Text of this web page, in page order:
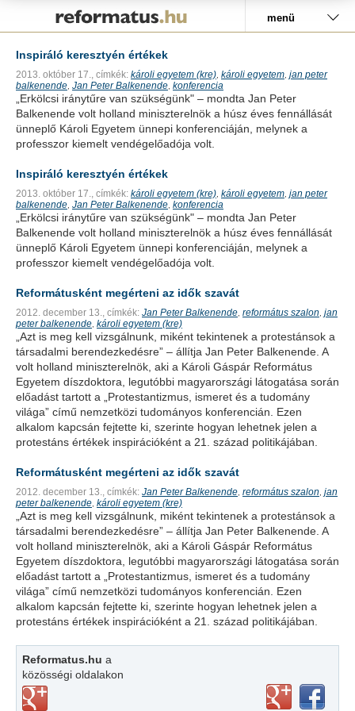
menü
Inspiráló keresztyén értékek
2013. október 17., címkék: károli egyetem (kre) károli egyetem jan peter
balkenende Jan Peter Balkenende konferencia
„Erkölcsi iránytűre van szükségünk" – mondta Jan Peter
Balkenende volt holland miniszterelnök a húsz éves fennállását
ünneplő Károli Egyetem ünnepi konferenciáján, melynek a
professzor kiemelt vendégelőadója volt.
Inspiráló keresztyén értékek
2013. október 17., címkék: károli egyetem (kre) károli egyetem jan peter
balkenende Jan Peter Balkenende konferencia
„Erkölcsi iránytűre van szükségünk" – mondta Jan Peter
Balkenende volt holland miniszterelnök a húsz éves fennállását
ünneplő Károli Egyetem ünnepi konferenciáján, melynek a
professzor kiemelt vendégelőadója volt.
Reformátusként megérteni az idők szavát
2012. december 13., címkék: Jan Peter Balkenende református szalon jan
peter balkenende károli egyetem (kre)
„Azt is meg kell vizsgálnunk, miként tekintenek a protestánsok a
társadalmi berendezkedésre” – állítja Jan Peter Balkenende. A
volt holland miniszterelnök, aki a Károli Gáspár Református
Egyetem díszdoktora, legutóbbi magyarországi látogatása során
előadást tartott a „Protestantizmus, ismeret és a tudomány
világa” című nemzetközi tudományos konferencián. Ezen
alkalom kapcsán fejtette ki, szerinte hogyan lehetnek jelen a
protestáns értékek inspirációként a 21. század politikájában.
Reformátusként megérteni az idők szavát
2012. december 13., címkék: Jan Peter Balkenende református szalon jan
peter balkenende károli egyetem (kre)
„Azt is meg kell vizsgálnunk, miként tekintenek a protestánsok a
társadalmi berendezkedésre” – állítja Jan Peter Balkenende. A
volt holland miniszterelnök, aki a Károli Gáspár Református
Egyetem díszdoktora, legutóbbi magyarországi látogatása során
előadást tartott a „Protestantizmus, ismeret és a tudomány
világa” című nemzetközi tudományos konferencián. Ezen
alkalom kapcsán fejtette ki, szerinte hogyan lehetnek jelen a
protestáns értékek inspirációként a 21. század politikájában.
Reformatus.hu a
közösségi oldalakon